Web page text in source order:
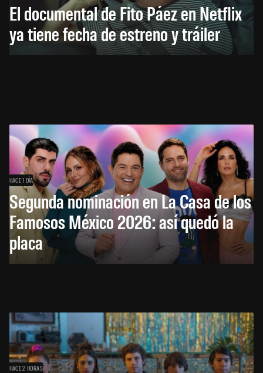
El documental de Fito Páez en Netflix
ya tiene fecha de estreno y tráiler
HACE 1 DÍA
Segunda nominación en La Casa de los
Famosos México 2026: así quedó la
placa
HACE 2 HORAS